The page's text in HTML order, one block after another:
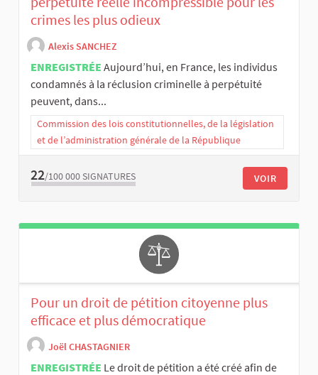
crimes les plus odieux
Alexis SANCHEZ
ENREGISTRÉE Aujourd’hui, en France, les individus
condamnés à la réclusion criminelle à perpétuité
peuvent, dans...
Commission des lois constitutionnelles, de la législation
et de l’administration générale de la République
22/100 000 SIGNATURES VOIR
Pour un droit de pétition citoyenne plus
efficace et plus démocratique
Joël CHASTAGNIER
ENREGISTRÉE Le droit de pétition a été créé afin de